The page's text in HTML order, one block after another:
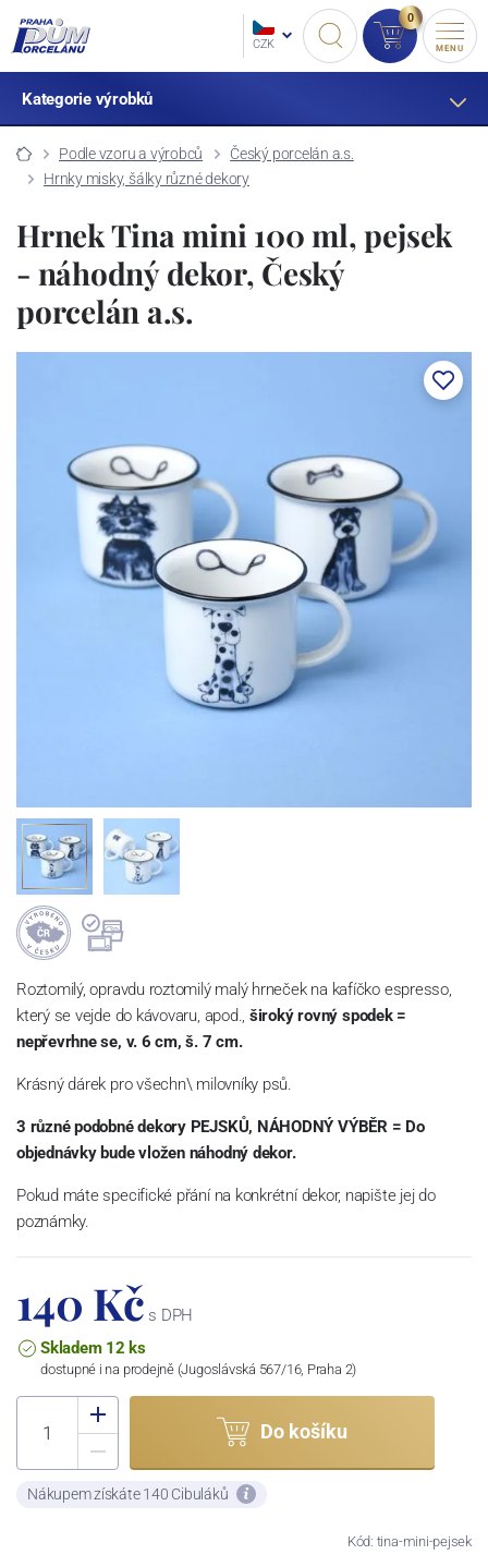
CZK
0
MENU
Kategorie výrobků
Podle vzoru a výrobců
Český porcelán a.s.
Hrnky misky, šálky různé dekory
Hrnek Tina mini 100 ml, pejsek
- náhodný dekor, Český
porcelán a.s.
Roztomilý, opravdu roztomilý malý hrneček na kafíčko espresso,
který se vejde do kávovaru, apod., široký rovný spodek =
nepřevrhne se, v. 6 cm, š. 7 cm.
Krásný dárek pro všechn\ milovníky psů.
3 různé podobné dekory PEJSKŮ, NÁHODNÝ VÝBĚR = Do
objednávky bude vložen náhodný dekor.
Pokud máte specifické přání na konkrétní dekor, napište jej do
poznámky.
140 Kč s DPH
Skladem 12 ks
dostupné i na prodejně (Jugoslávská 567/16, Praha 2)
Do košíku
Nákupem získáte 140 Cibuláků
Kód: tina-mini-pejsek